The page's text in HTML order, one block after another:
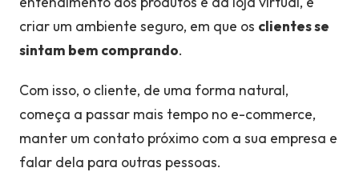
criar um ambiente seguro, em que os clientes se
sintam bem comprando.
Com isso, o cliente, de uma forma natural,
começa a passar mais tempo no e-commerce,
manter um contato próximo com a sua empresa e
falar dela para outras pessoas.